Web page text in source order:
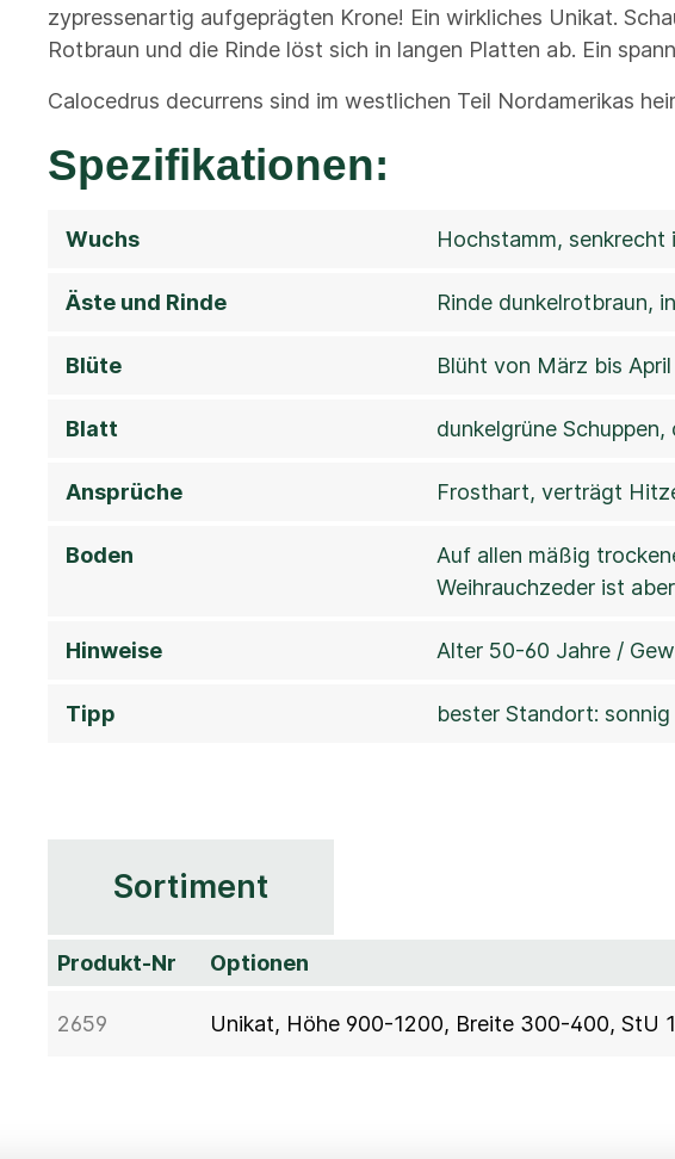
zypressenartig aufgeprägten Krone! Ein wirkliches Unikat.
Rotbraun und die Rinde löst sich in langen Platten ab. Ein
Calocedrus decurrens sind im westlichen Teil Nordamerikas
Spezifikationen:
Wuchs Hochstamm, senkrecht
Äste und Rinde Rinde dunkelrotbraun,
Blüte Blüht von März bis April
Blatt dunkelgrüne
Ansprüche Frosthart, verträgt
Boden
Auf allen mäßig
Weihrauchzeder ist
Hinweise Alter 50-60 Jahre /
Tipp bester Standort:
Sortiment
Produkt-Nr Optionen
2659 Unikat, Höhe 900-1200, Breite 300-400, StU